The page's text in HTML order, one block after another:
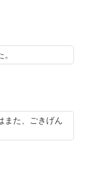
また、ごきげん